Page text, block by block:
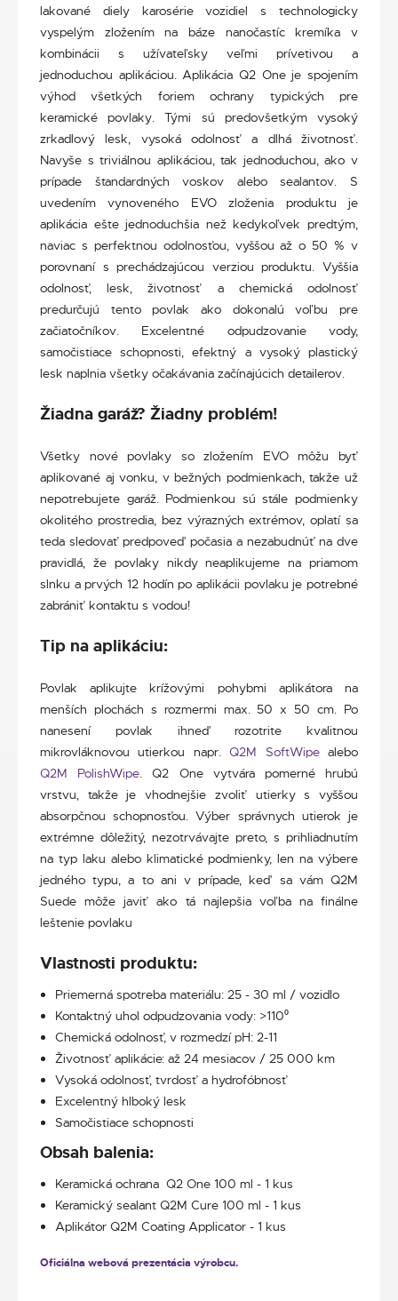
lakované diely karosérie vozidiel s technologicky
vyspelým zložením na báze nanočastíc kremíka v
kombinácii s užívateľsky veľmi prívetivou a
jednoduchou aplikáciou. Aplikácia Q2 One je spojením
výhod všetkých foriem ochrany typických pre
keramické povlaky. Tými sú predovšetkým vysoký
zrkadlový lesk, vysoká odolnosť a dlhá životnosť.
Navyše s triviálnou aplikáciou, tak jednoduchou, ako v
prípade štandardných voskov alebo sealantov. S
uvedením vynoveného EVO zloženia produktu je
aplikácia ešte jednoduchšia než kedykoľvek predtým,
naviac s perfektnou odolnosťou, vyššou až o 50 % v
porovnaní s prechádzajúcou verziou produktu. Vyššia
odolnosť, lesk, životnosť a chemická odolnosť
predurčujú tento povlak ako dokonalú voľbu pre
začiatočníkov. Excelentné odpudzovanie vody,
samočistiace schopnosti, efektný a vysoký plastický
lesk naplnia všetky očakávania začínajúcich detailerov.
Žiadna garáž? Žiadny problém!
Všetky nové povlaky so zložením EVO môžu byť
aplikované aj vonku, v bežných podmienkach, takže už
nepotrebujete garáž. Podmienkou sú stále podmienky
okolitého prostredia, bez výrazných extrémov, oplatí sa
teda sledovať predpoveď počasia a nezabudnúť na dve
pravidlá, že povlaky nikdy neaplikujeme na priamom
slnku a prvých 12 hodín po aplikácii povlaku je potrebné
zabrániť kontaktu s vodou!
Tip na aplikáciu:
Povlak aplikujte krížovými pohybmi aplikátora na
menších plochách s rozmermi max. 50 x 50 cm. Po
nanesení povlak ihneď rozotrite kvalitnou
mikrovláknovou utierkou napr.Q2M SoftWipealebo
Q2M PolishWipe. Q2 One vytvára pomerné hrubú
vrstvu, takže je vhodnejšie zvoliť utierky s vyššou
absorpčnou schopnosťou. Výber správnych utierok je
extrémne dôležitý, nezotrvávajte preto, s prihliadnutím
na typ laku alebo klimatické podmienky, len na výbere
jedného typu, a to ani v prípade, keď sa vám Q2M
Suede môže javiť ako tá najlepšia voľba na finálne
leštenie povlaku
Vlastnosti produktu:
Priemerná spotreba materiálu: 25 - 30 ml / vozidlo
Kontaktný uhol odpudzovania vody: >110⁰
Chemická odolnosť, v rozmedzí pH: 2-11
Životnosť aplikácie: až 24 mesiacov / 25 000 km
Vysoká odolnosť, tvrdosť a hydrofóbnosť
Excelentný hlboký lesk
Samočistiace schopnosti
Obsah balenia:
Keramická ochrana Q2 One 100 ml - 1 kus
Keramický sealant Q2M Cure 100 ml - 1 kus
Aplikátor Q2M Coating Applicator - 1 kus
Oficiálna webová prezentácia výrobcu.